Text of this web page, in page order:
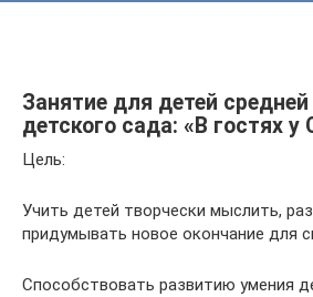
Занятие для детей
детского сада: «В гостях у
Цель:
Учить детей творчески мыслить,
придумывать новое окончание для
Способствовать развитию умения